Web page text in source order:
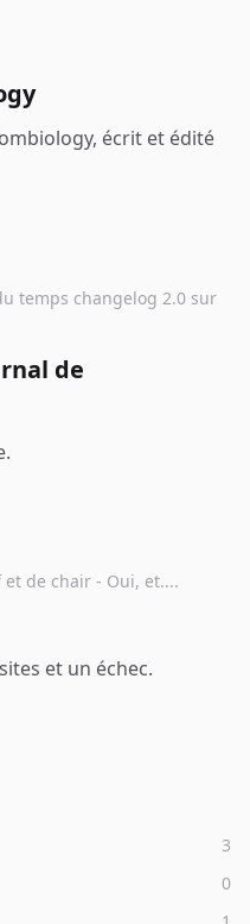
écrit et édité
temps changelog 2.0 sur
de
et de chair - Oui, et....
et un échec.
3
0